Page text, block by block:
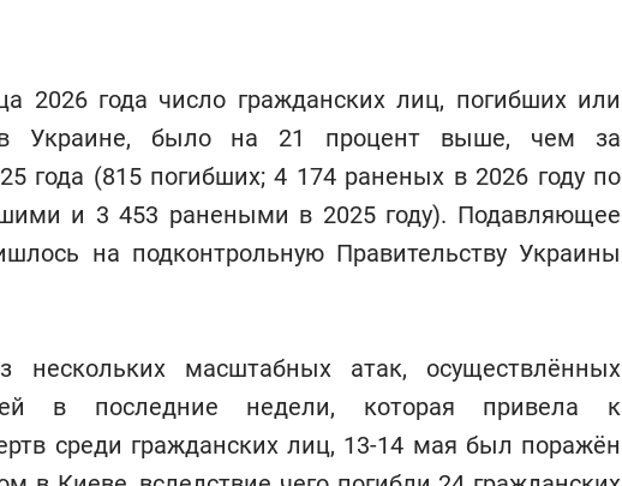
2026 года число гражданских лиц, погибших или
в Украине, было на 21 процент выше, чем за
года (815 погибших; 4 174 раненых в 2026 году по
и 3 453 ранеными в 2025 году). Подавляющее
на подконтрольную Правительству Украины
нескольких масштабных атак, осуществлённых
в последние недели, которая привела к
среди гражданских лиц, 13-14 мая был поражён